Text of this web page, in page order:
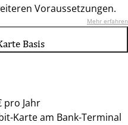
Voraussetzungen.
Mehr erfahren
Basis
pro Jahr
Karte am Bank-Terminal